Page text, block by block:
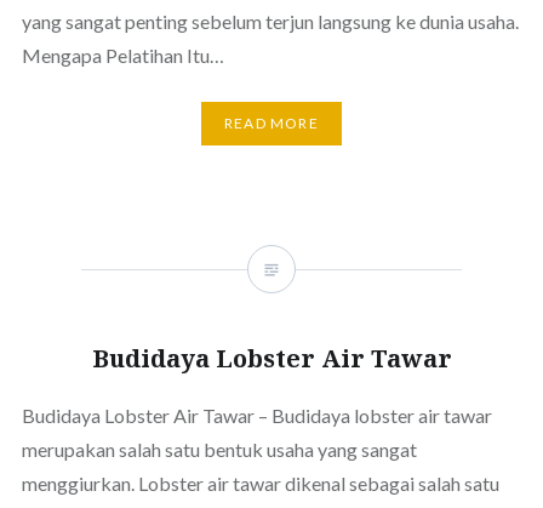
yang sangat penting sebelum terjun langsung ke dunia usaha.
Mengapa Pelatihan Itu…
READ MORE
Budidaya Lobster Air Tawar
Budidaya Lobster Air Tawar – Budidaya lobster air tawar
merupakan salah satu bentuk usaha yang sangat
menggiurkan. Lobster air tawar dikenal sebagai salah satu